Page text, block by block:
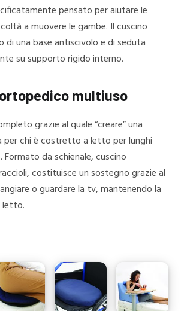
pensato per aiutare le
a muovere le gambe. Il cuscino
una base antiscivolo e di seduta
su supporto rigido interno.
multiuso
grazie al quale “creare” una
per chi è costretto a letto per lunghi
da schienale, cuscino
costituisce un sostegno grazie al
o guardare la tv, mantenendo la
letto.